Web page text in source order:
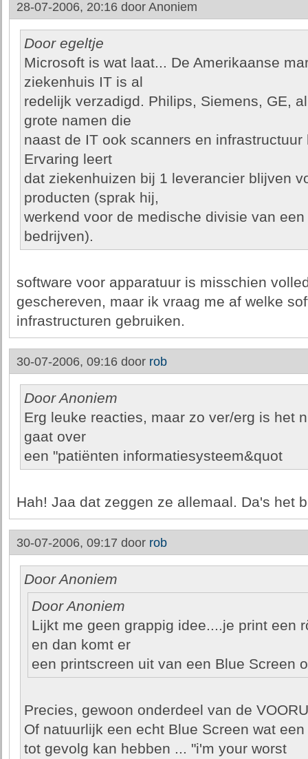
28-07-2006, 20:16 door Anoniem
Door egeltje
Microsoft is wat laat... De Amerikaanse
ziekenhuis IT is al
redelijk verzadigd. Philips, Siemens, GE,
grote namen die
naast de IT ook scanners en infrastructuur
Ervaring leert
dat ziekenhuizen bij 1 leverancier blijven
producten (sprak hij,
werkend voor de medische divisie van
bedrijven).
software voor apparatuur is misschien
geschereven, maar ik vraag me af welke
infrastructuren gebruiken.
30-07-2006, 09:16 door rob
Door Anoniem
Erg leuke reacties, maar zo ver/erg is het
gaat over
een "patiënten informatiesysteem&quot
Hah! Jaa dat zeggen ze allemaal. Da's het
30-07-2006, 09:17 door rob
Door Anoniem
Door Anoniem
Lijkt me geen grappig idee....je print een
en dan komt er
een printscreen uit van een Blue Screen
Precies, gewoon onderdeel van de
Of natuurlijk een echt Blue Screen wat
tot gevolg kan hebben ... "i'm your worst